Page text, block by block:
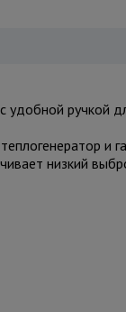
удобной ручкой
и
низкий